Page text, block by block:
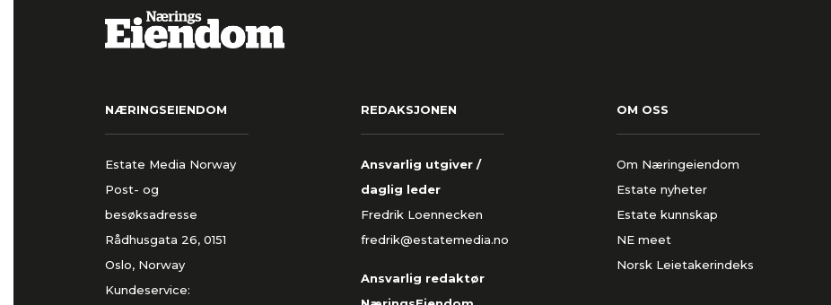
NÆRINGSEIENDOM
Estate Media Norway
Post- og
besøksadresse
Rådhusgata 26, 0151
Oslo, Norway
Kundeservice:
REDAKSJONEN
Ansvarlig utgiver /
daglig leder
Fredrik Loennecken
fredrik@estatemedia.no
Ansvarlig redaktør
OM OSS
Om Næringeiendom
Estate nyheter
Estate kunnskap
NE meet
Norsk Leietakerindeks